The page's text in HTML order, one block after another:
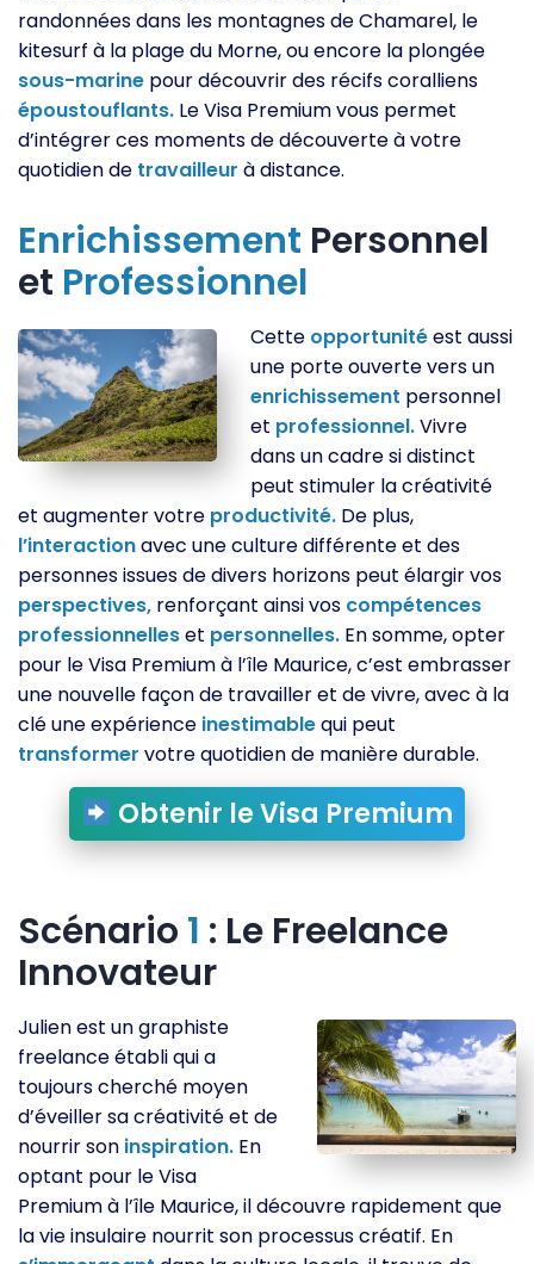
randonnées dans les montagnes de Chamarel, le
kitesurf à la plage du Morne, ou encore la plongée
sous-marine pour découvrir des récifs coralliens
époustouflants. Le Visa Premium vous permet
d’intégrer ces moments de découverte à votre
quotidien de travailleur à distance.
Enrichissement Personnel
et Professionnel
Cette opportunitéest aussi
une porte ouverte vers un
enrichissement personnel
et professionnel.Vivre
dans un cadre si distinct
peut stimuler la créativité
et augmenter votre productivité. De plus,
l’interactionavec une culture différente et des
personnes issues de divers horizons peut élargir vos
perspectives, renforçant ainsi vos compétences
professionnelleset personnelles. En somme, opter
pour le Visa Premium à l’île Maurice, c’est embrasser
une nouvelle façon de travailler et de vivre, avec à la
clé une expérience inestimablequi peut
transformer votre quotidien de manière durable.
Obtenir le Visa Premium
Scénario 1 : Le Freelance
Innovateur
Julien est un graphiste
freelance établi qui a
toujours cherché moyen
d’éveiller sa créativité et de
nourrir son inspiration. En
optant pour le Visa
Premium à l’île Maurice, il découvre rapidement que
la vie insulaire nourrit son processus créatif. En